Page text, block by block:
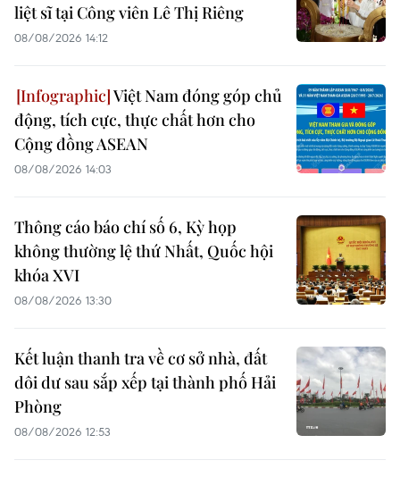
liệt sĩ tại Công viên Lê Thị Riêng
08/08/2026 14:12
Việt Nam đóng góp chủ
động, tích cực, thực chất hơn cho
Cộng đồng ASEAN
08/08/2026 14:03
Thông cáo báo chí số 6, Kỳ họp
không thường lệ thứ Nhất, Quốc hội
khóa XVI
08/08/2026 13:30
Kết luận thanh tra về cơ sở nhà, đất
dôi dư sau sắp xếp tại thành phố Hải
Phòng
08/08/2026 12:53